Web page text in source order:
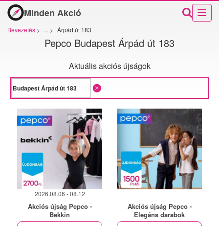
Minden Akció
Bevezetés > ... > Árpád út 183
Pepco Budapest Árpád út 183
Aktuális akciós újságok
2026.08.06 - 08.12
Akciós újság Pepco -
Bekkin
Akciós újság Pepco -
Elegáns darabok